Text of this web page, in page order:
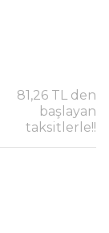
81,26 TL den
başlayan
taksitlerle!!